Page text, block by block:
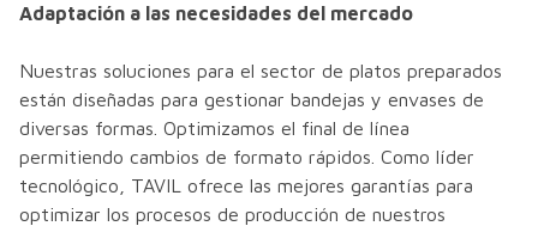
Adaptación a las necesidades del mercado
Nuestras soluciones para el sector de platos preparados
están diseñadas para gestionar bandejas y envases de
diversas formas. Optimizamos el final de línea
permitiendo cambios de formato rápidos. Como líder
tecnológico, TAVIL ofrece las mejores garantías para
optimizar los procesos de producción de nuestros